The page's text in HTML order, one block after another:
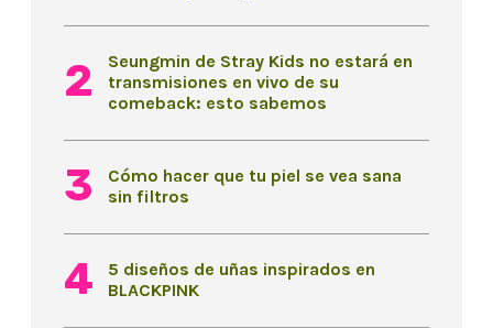
Seungmin de Stray Kids no estará en
transmisiones en vivo de su
comeback: esto sabemos
Cómo hacer que tu piel se vea sana
sin filtros
5 diseños de uñas inspirados en
BLACKPINK